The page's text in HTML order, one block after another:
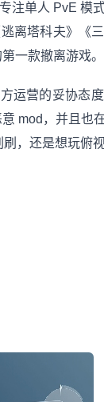
注单人 PvE 模
离塔科夫》《
一款撤离游戏。
运营的妥协态
mod，并且也
，还是想玩俯